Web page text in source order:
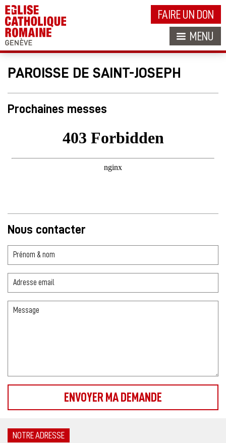
FAIRE UN DON
MENU
PAROISSE DE SAINT-JOSEPH
Prochaines messes
Nous contacter
NOTRE ADRESSE